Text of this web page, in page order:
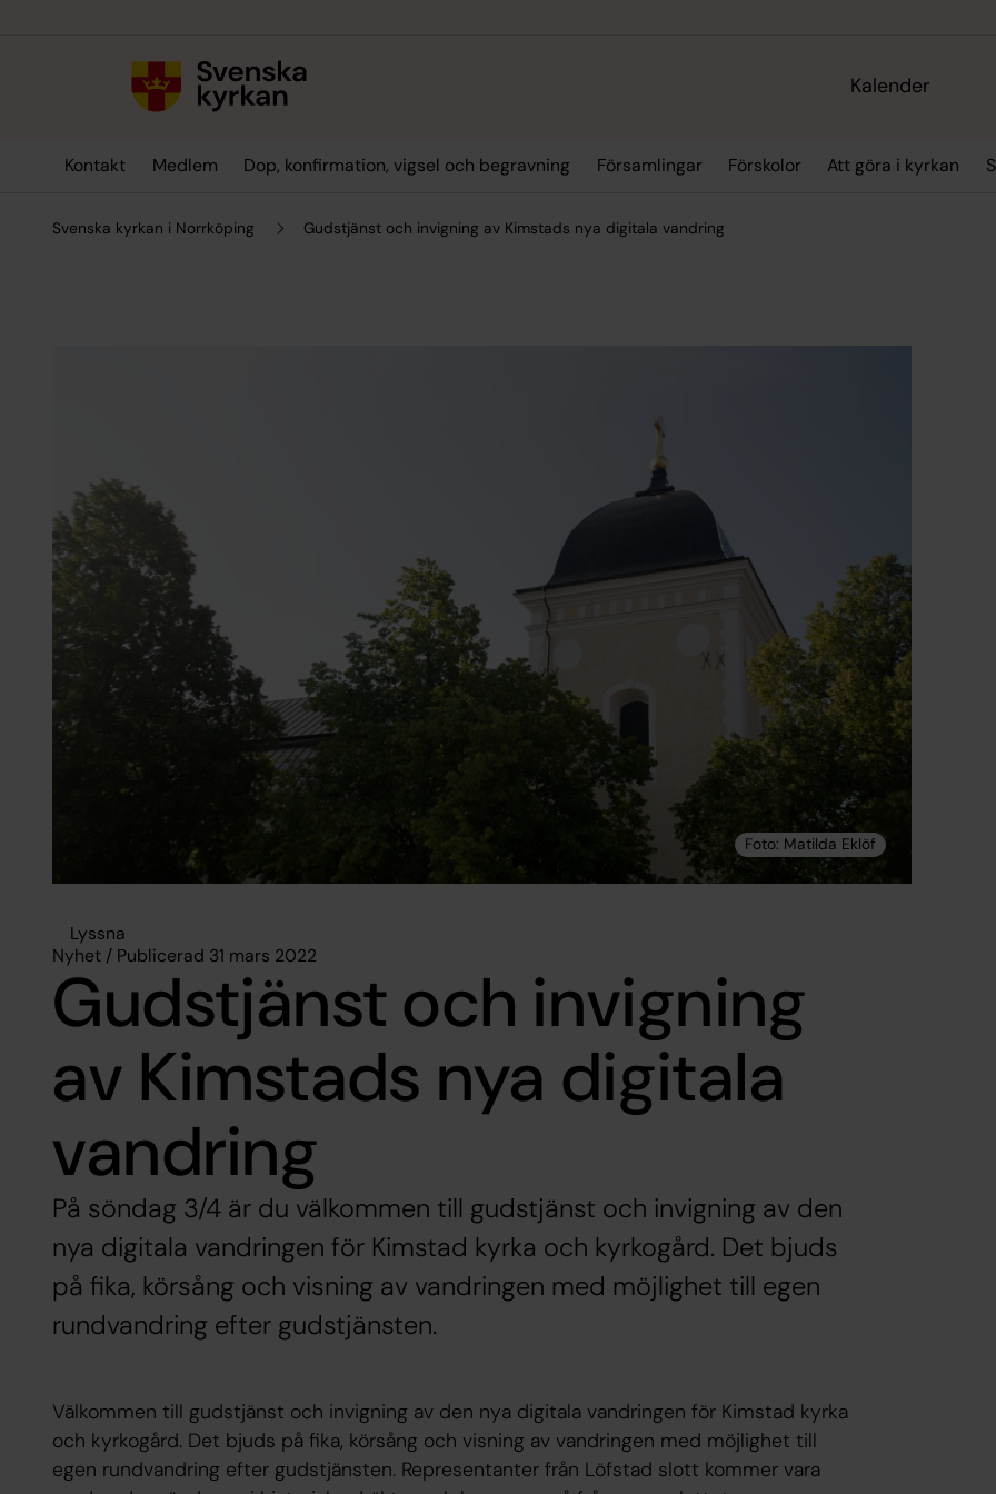
Kalender
Kontakt Medlem Dop, konfirmation, vigsel och begravning Församlingar Förskolor Att göra i kyrkan
Svenska kyrkan i Norrköping Gudstjänst och invigning av Kimstads nya digitala vandring
Lyssna
Nyhet / Publicerad 31 mars 2022
Gudstjänst och invigning
av Kimstads nya digitala
vandring
På söndag 3/4 är du välkommen till gudstjänst och invigning av den
nya digitala vandringen för Kimstad kyrka och kyrkogård. Det bjuds
på fika, körsång och visning av vandringen med möjlighet till egen
rundvandring efter gudstjänsten.
Välkommen till gudstjänst och invigning av den nya digitala vandringen för Kimstad kyrka
och kyrkogård. Det bjuds på fika, körsång och visning av vandringen med möjlighet till
egen rundvandring efter gudstjänsten. Representanter från Löfstad slott kommer vara